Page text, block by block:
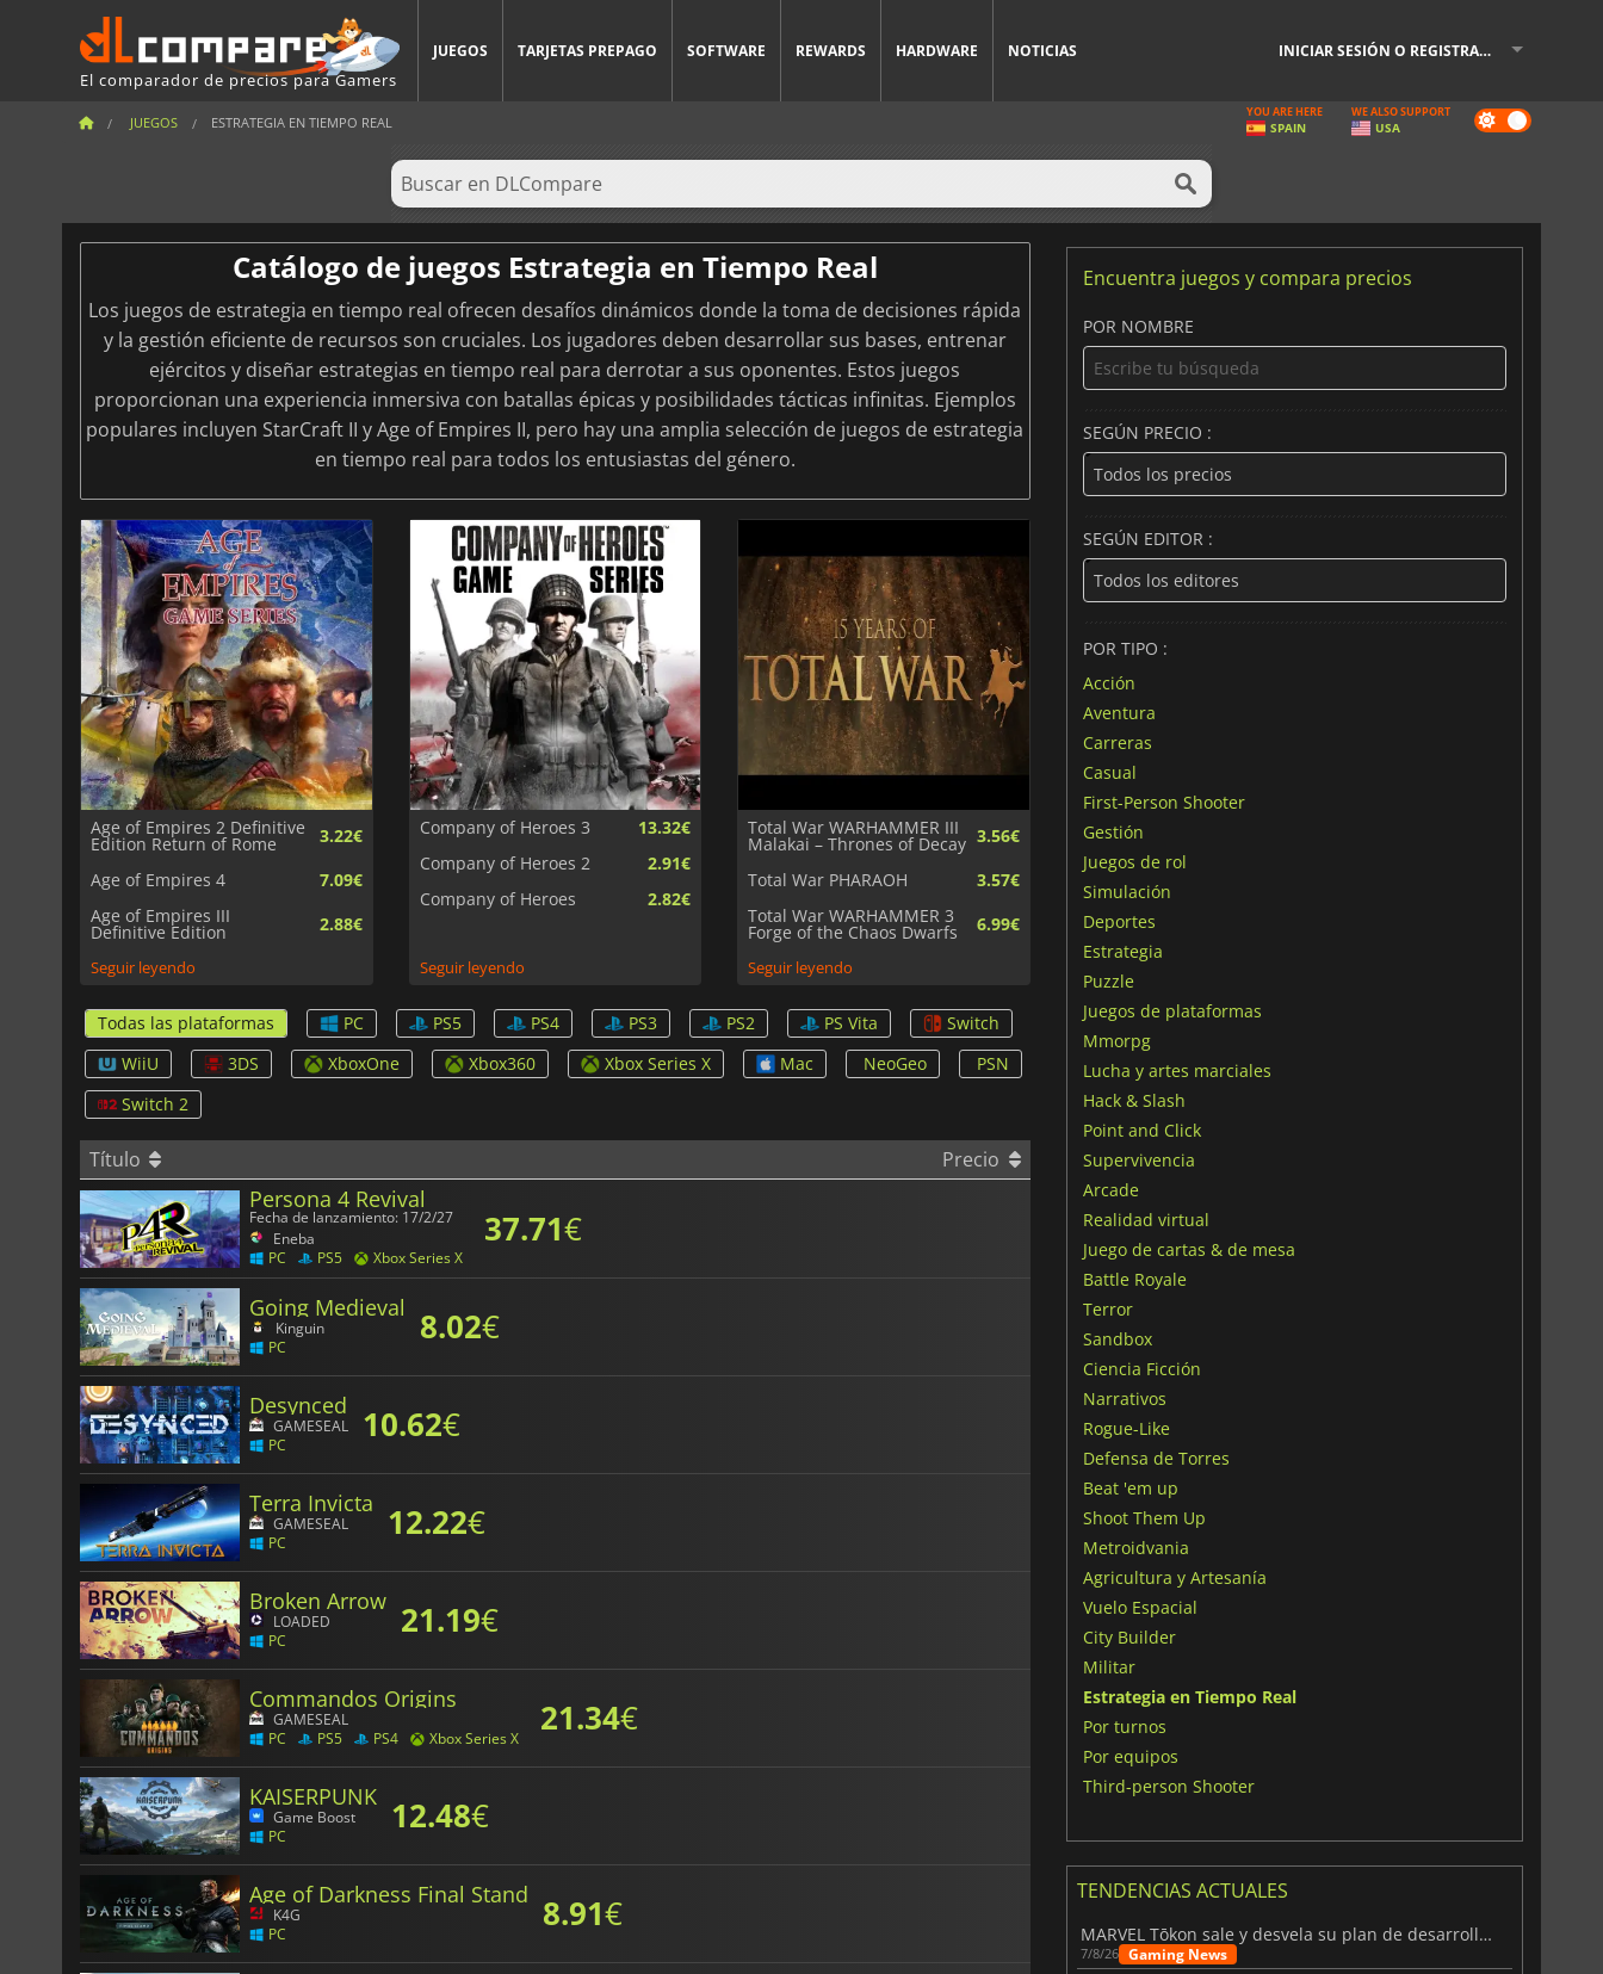
El comparador de precios para Gamers
JUEGOS TARJETAS PREPAGO SOFTWARE REWARDS HARDWARE NOTICIAS INICIAR SESIÓN O REGISTRARSE
JUEGOS ESTRATEGIA EN TIEMPO REAL Dark
mode
YOU ARE HERE
SPAIN
WE ALSO SUPPORT
USA
Catálogo de juegos Estrategia en Tiempo Real
Los juegos de estrategia en tiempo real ofrecen desafíos dinámicos donde la toma de decisiones rápida
y la gestión eficiente de recursos son cruciales. Los jugadores deben desarrollar sus bases, entrenar
ejércitos y diseñar estrategias en tiempo real para derrotar a sus oponentes. Estos juegos
proporcionan una experiencia inmersiva con batallas épicas y posibilidades tácticas infinitas. Ejemplos
populares incluyen StarCraft II y Age of Empires II, pero hay una amplia selección de juegos de estrategia
en tiempo real para todos los entusiastas del género.
Age of Empires 2 Definitive
Edition Return of Rome
3.22€
Age of Empires 4
7.09€
Age of Empires III
Definitive Edition 2.88€
Seguir leyendo
Company of Heroes 3
13.32€
Company of Heroes 2
2.91€
Company of Heroes
2.82€
Seguir leyendo
Total War WARHAMMER III
Malakai – Thrones of Decay 3.56€
Total War PHARAOH
3.57€
Total War WARHAMMER 3
Forge of the Chaos Dwarfs 6.99€
Seguir leyendo
Todas las plataformas PC PS5 PS4 PS3 PS2 PS Vita
Switch
WiiU
3DS XboxOne Xbox360 Xbox Series X Mac NeoGeo
PSN
Switch 2
Título Precio
Persona 4 Revival
Fecha de lanzamiento: 17/2/27
Eneba
PC
PS5 Xbox Series X
37.71€
Going Medieval
Kinguin
PC
8.02€
Desynced
GAMESEAL
PC
10.62€
Terra Invicta
GAMESEAL
PC
12.22€
Broken Arrow
LOADED
PC
21.19€
Commandos Origins
GAMESEAL
PC
PS5 PS4 Xbox Series X 21.34€
KAISERPUNK
Game Boost
PC
12.48€
Age of Darkness Final Stand
K4G
PC
8.91€
Encuentra juegos y compara precios
POR NOMBRE
SEGÚN PRECIO :
SEGÚN EDITOR :
POR TIPO :
Acción
Aventura
Carreras
Casual
First-Person Shooter
Gestión
Juegos de rol
Simulación
Deportes
Estrategia
Puzzle
Juegos de plataformas
Mmorpg
Lucha y artes marciales
Hack & Slash
Point and Click
Supervivencia
Arcade
Realidad virtual
Juego de cartas & de mesa
Battle Royale
Terror
Sandbox
Ciencia Ficción
Narrativos
Rogue-Like
Defensa de Torres
Beat 'em up
Shoot Them Up
Metroidvania
Agricultura y Artesanía
Vuelo Espacial
City Builder
Militar
Estrategia en Tiempo Real
Por turnos
Por equipos
Third-person Shooter
TENDENCIAS ACTUALES
MARVEL Tōkon sale y desvela su plan de desarrollo para el primer año
7/8/26 Gaming News